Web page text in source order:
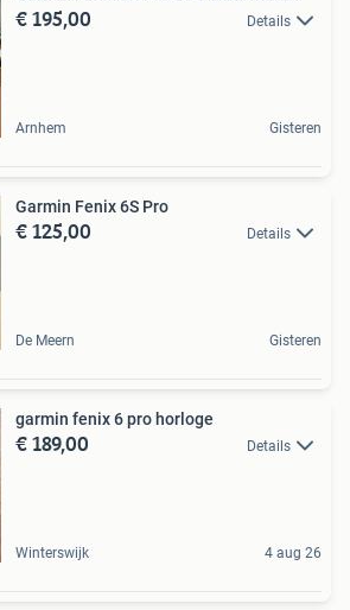
€ 195,00 Details
Arnhem Gisteren
Garmin Fenix 6S Pro
€ 125,00 Details
De Meern Gisteren
garmin fenix 6 pro horloge
€ 189,00 Details
Winterswijk 4 aug 26